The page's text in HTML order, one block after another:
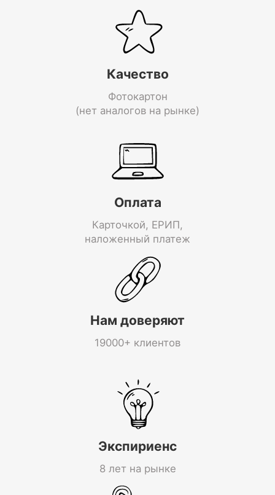
Качество
Фотокартон
(нет аналогов на рынке)
Оплата
Карточкой, ЕРИП,
наложенный платеж
Нам доверяют
19000+ клиентов
Экспириенс
8 лет на рынке